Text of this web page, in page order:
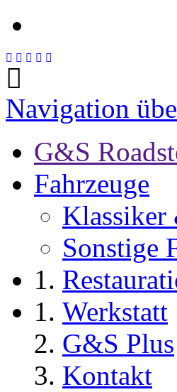
Navigation
G&S
Fahrzeuge
Sonstige
Werkstatt
G&S Plus
Kontakt